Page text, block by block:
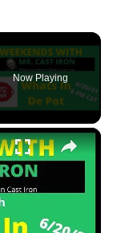
Now Playing
×